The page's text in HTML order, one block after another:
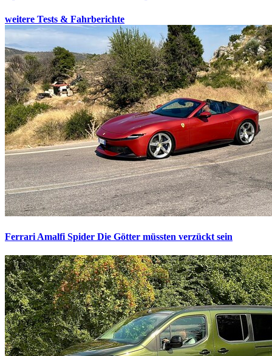
weitere Tests & Fahrberichte
Ferrari Amalfi Spider Die Götter müssten verzückt sein